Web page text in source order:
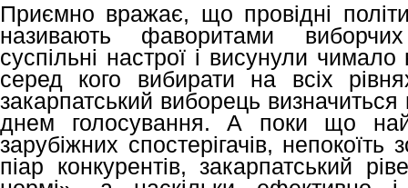
Приємно вражає, що провідні
називають фаворитами
суспільні настрої і висунули
серед кого вибирати на всіх
закарпатський виборець
днем голосування. А поки що
зарубіжних спостерігачів,
піар конкурентів, закарпатський